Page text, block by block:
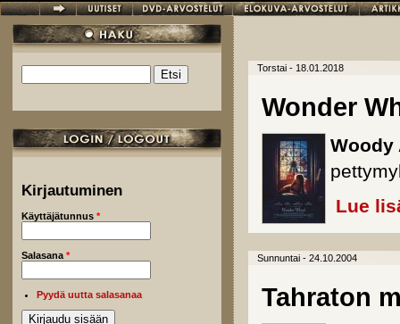
Hakulomake
Kirjautuminen
Käyttäjätunnus *
Salasana *
Pyydä uutta salasanaa
Torstai - 18.01.2018
Wonder
Woody
Lue
Sunnuntai - 24.10.2004
Tahraton